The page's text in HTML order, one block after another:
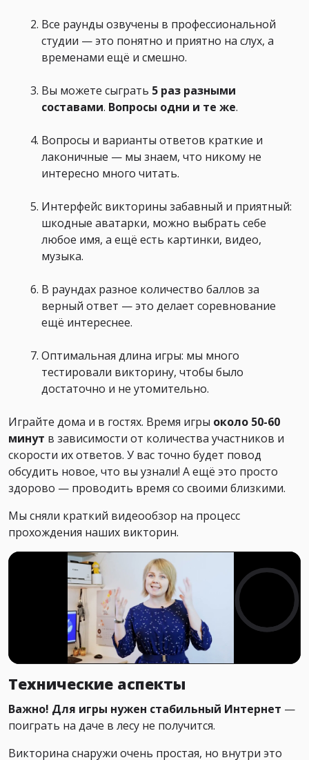
Все раунды озвучены в профессиональной
студии — это понятно и приятно на слух, а
временами ещё и смешно.
Вы можете сыграть 5 раз разными
составами. Вопросы одни и те же.
Вопросы и варианты ответов краткие и
лаконичные — мы знаем, что никому не
интересно много читать.
Интерфейс викторины забавный и приятный:
шкодные аватарки, можно выбрать себе
любое имя, а ещё есть картинки, видео,
музыка.
В раундах разное количество баллов за
верный ответ — это делает соревнование
ещё интереснее.
Оптимальная длина игры: мы много
тестировали викторину, чтобы было
достаточно и не утомительно.
Играйте дома и в гостях. Время игры около 50-60
минут в зависимости от количества участников и
скорости их ответов. У вас точно будет повод
обсудить новое, что вы узнали! А ещё это просто
здорово — проводить время со своими близкими.
Мы сняли краткий видеообзор на процесс
прохождения наших викторин.
Технические аспекты
Важно! Для игры нужен стабильный Интернет —
поиграть на даче в лесу не получится.
Викторина снаружи очень простая, но внутри это